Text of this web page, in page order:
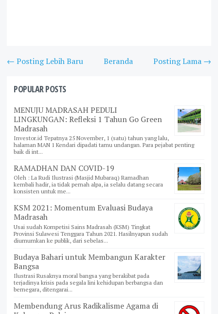
← Posting Lebih Baru Posting Lama →
Beranda
POPULAR POSTS
MENUJU MADRASAH PEDULI
LINGKUNGAN: Refleksi 1 Tahun Go Green
Madrasah
Investor.id Tepatnya 25 November, 1 (satu) tahun yang lalu,
halaman MAN 1 Kendari dipadati tamu undangan. Para pejabat penting
baik di int...
RAMADHAN DAN COVID-19
Oleh : La Rudi Ilustrasi (Masjid Mubaraq) Ramadhan
kembali hadir, ia tidak pernah alpa, ia selalu datang secara
konsisten untuk me...
KSM 2021: Momentum Evaluasi Budaya
Madrasah
Usai sudah Kompetisi Sains Madrasah (KSM) Tingkat
Provinsi Sulawesi Tenggara Tahun 2021. Hasilnyapun sudah
diumumkan ke publik, dari sebelas...
Budaya Bahari untuk Membangun Karakter
Bangsa
Ilustrasi Rusaknya moral bangsa yang berakibat pada
terjadinya krisis pada segala lini kehidupan berbangsa dan
bernegara, ditengarai...
Membendung Arus Radikalisme Agama di